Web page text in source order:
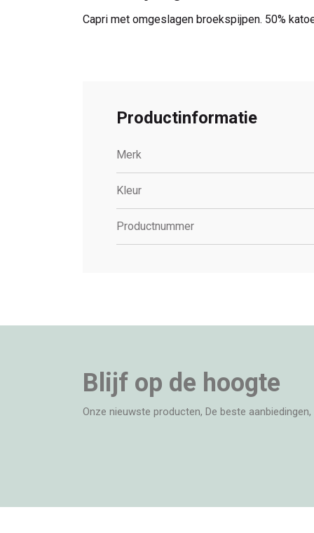
Capri met omgeslagen broekspijpen. 50%
Productinformatie
Merk
Kleur
Productnummer
Blijf op de hoogte
Onze nieuwste producten, De beste